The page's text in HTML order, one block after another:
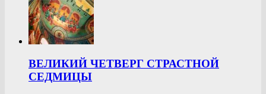
ВЕЛИКИЙ ЧЕТВЕРГ СТРАСТНОЙ
СЕДМИЦЫ